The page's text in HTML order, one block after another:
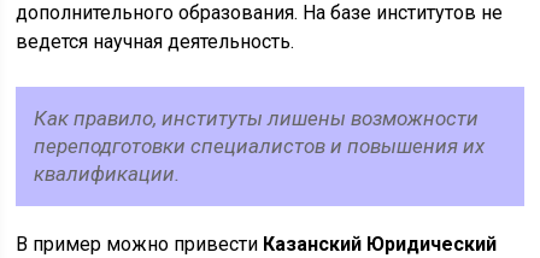
дополнительного образования. На базе институтов не
ведется научная деятельность.
Как правило, институты лишены возможности
переподготовки специалистов и повышения их
квалификации.
В пример можно привести Казанский Юридический